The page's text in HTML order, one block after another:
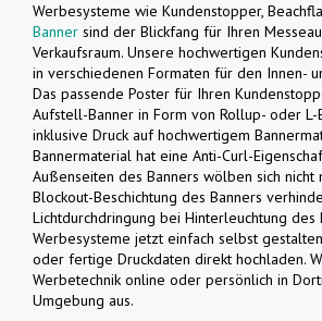
Werbesysteme wie Kundenstopper,
Banner sind der Blickfang für Ihren
Verkaufsraum. Unsere hochwertigen
in verschiedenen Formaten für den Innen-
Das passende Poster für Ihren
Aufstell-Banner in Form von Rollup- oder
inklusive Druck auf hochwertigem
Bannermaterial hat eine Anti-Curl-
Außenseiten des Banners wölben sich nicht
Blockout-Beschichtung des Banners
Lichtdurchdringung bei Hinterleuchtung des
Werbesysteme jetzt einfach selbst
oder fertige Druckdaten direkt hochladen.
Werbetechnik online oder persönlich in
Umgebung aus.